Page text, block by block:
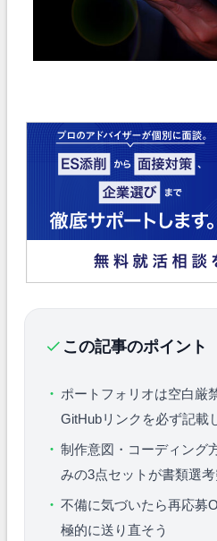
この記事のポイント
ポートフォリオは空白厳
GitHubリンクを必ず記載
制作意図・コーディング
みの3点セットが書類選
不備に気づいたら再応募
極的に送り直そう